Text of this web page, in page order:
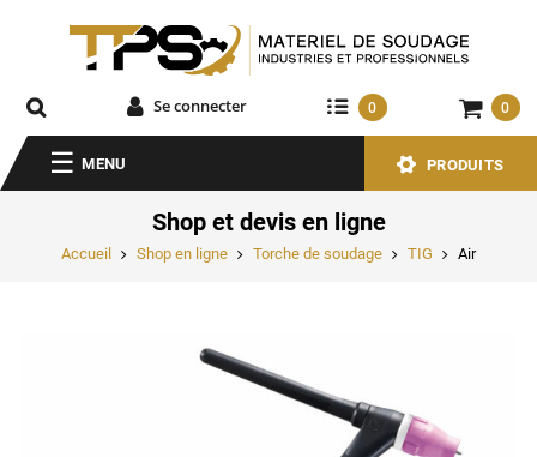
Se connecter 0 0
MENU PRODUITS
Shop et devis en ligne
Accueil Shop en ligne Torche de soudage TIG Air